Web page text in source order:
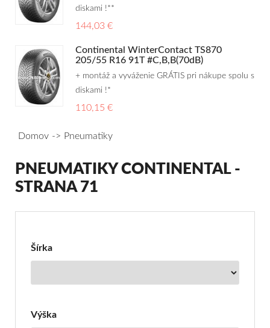
diskami !**
144,03 €
Continental WinterContact TS870
205/55 R16 91T #C,B,B(70dB)
+ montáž a vyváženie GRÁTIS pri nákupe spolu s
diskami !*
110,15 €
Domov Pneumatiky
PNEUMATIKY CONTINENTAL -
STRANA 71
Pneumatiky
Continental
Šírka
Výška